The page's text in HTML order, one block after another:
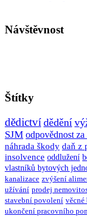
Návštěvnost
Štítky
dědictví dědění
SJM odpovědnost za
náhrada škody daň z
insolvence oddlužení
vlastníků bytových
kanalizace zvýšení
užívání prodej
stavební povolení věcné
ukončení pracovního